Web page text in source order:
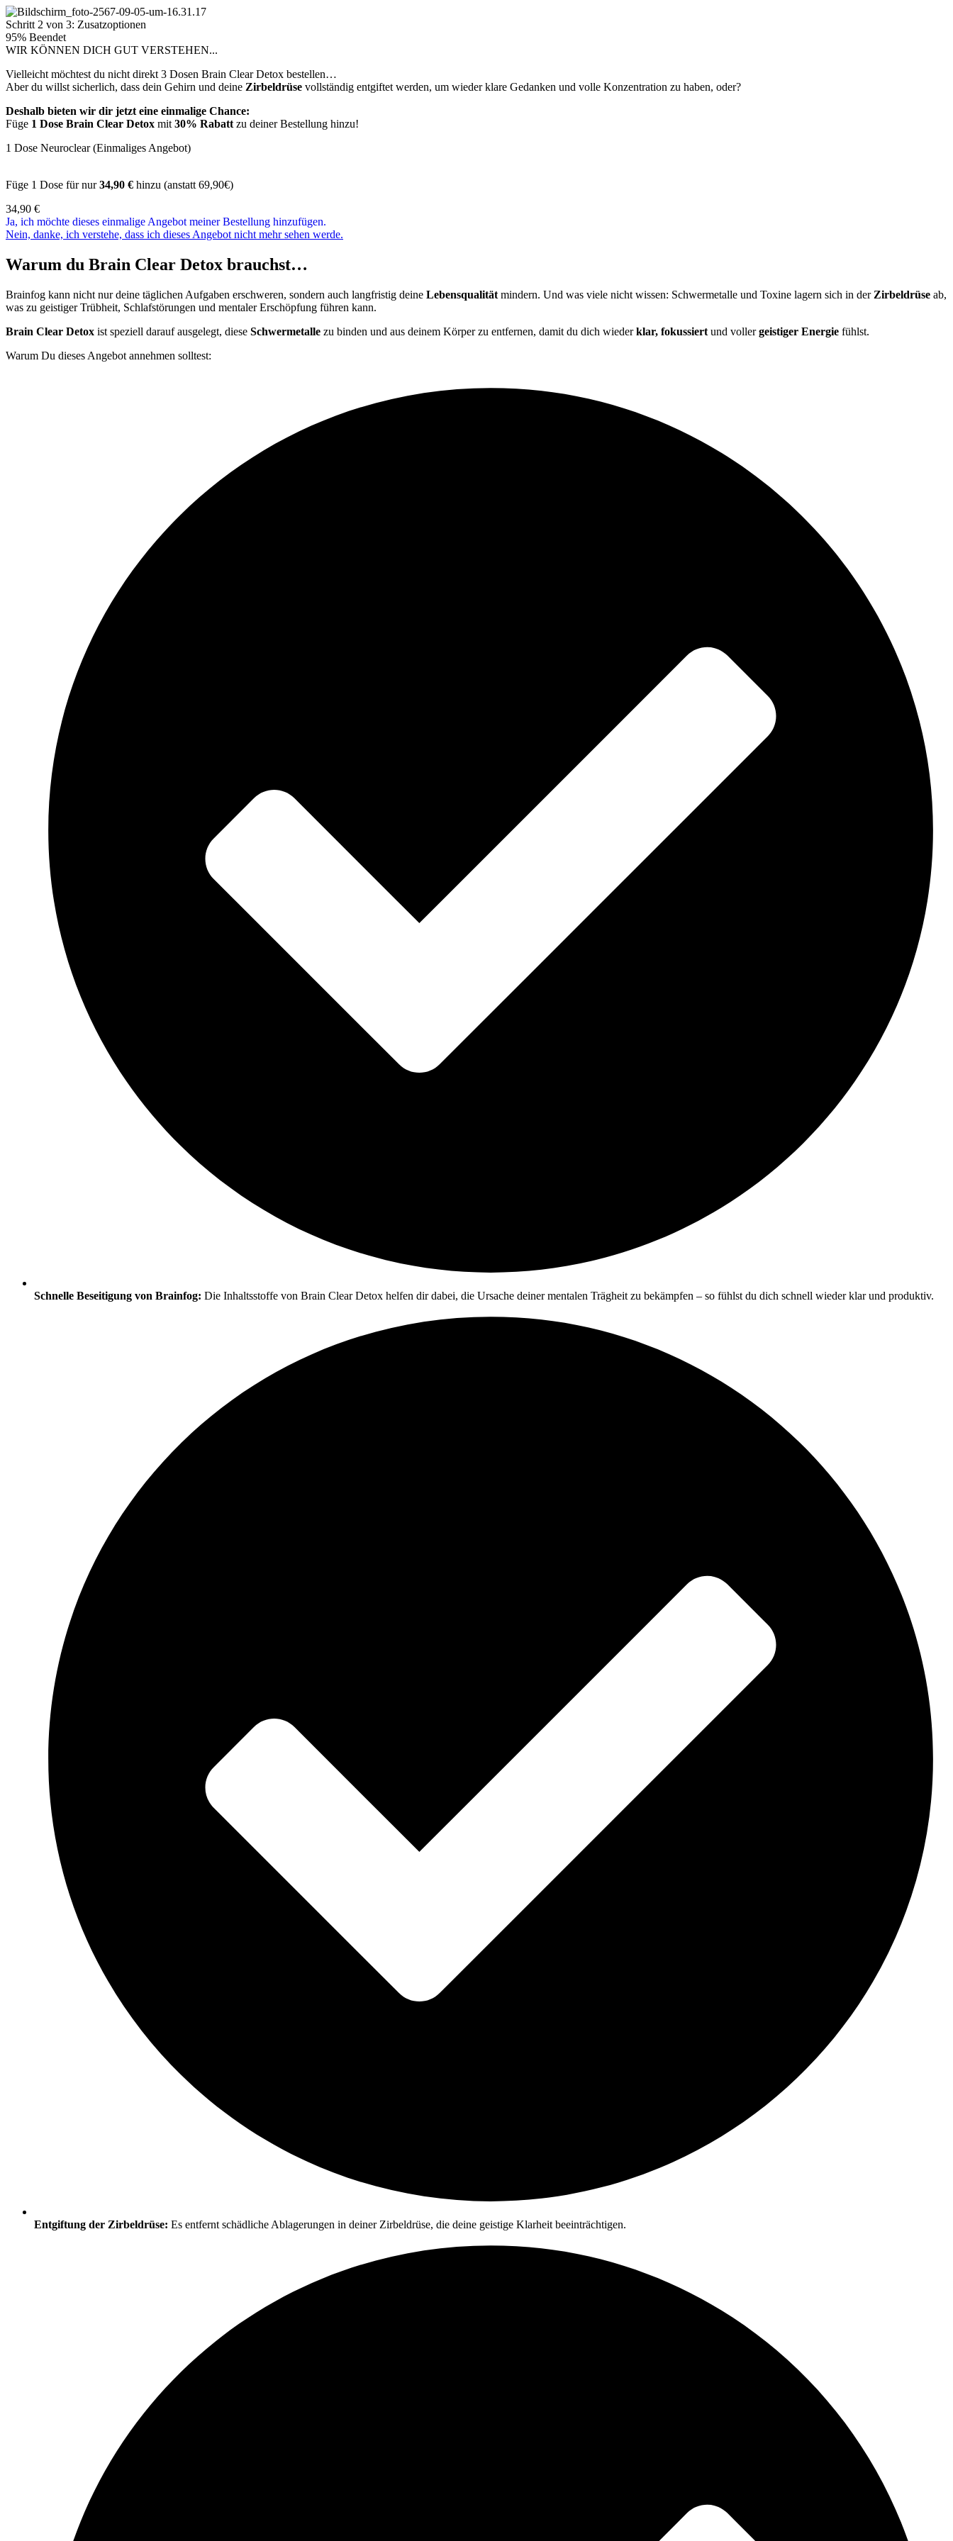
Schritt 2 von 3: Zusatzoptionen
95% Beendet
WIR KÖNNEN DICH GUT VERSTEHEN...
Vielleicht möchtest du nicht direkt 3 Dosen Brain Clear Detox bestellen…
Aber du willst sicherlich, dass dein Gehirn und deine Zirbeldrüse vollständig entgiftet werden, um wieder klare Gedanken und volle Konzentration zu haben, oder?
Deshalb bieten wir dir jetzt eine einmalige Chance:
Füge 1 Dose Brain Clear Detox mit 30% Rabatt zu deiner Bestellung hinzu!
1 Dose Neuroclear (Einmaliges Angebot)
Füge 1 Dose für nur34,90 € hinzu (anstatt 69,90€)
34,90 €
Ja, ich möchte dieses einmalige Angebot meiner Bestellung hinzufügen.
Nein, danke, ich verstehe, dass ich dieses Angebot nicht mehr sehen werde.
Warum du Brain Clear Detox brauchst…
Brainfog kann nicht nur deine täglichen Aufgaben erschweren, sondern auch langfristig deine Lebensqualität mindern. Und was viele nicht wissen: Schwermetalle und Toxine lagern sich in der Zirbeldrüse ab,
was zu geistiger Trübheit, Schlafstörungen und mentaler Erschöpfung führen kann.
Brain Clear Detox ist speziell darauf ausgelegt, diese Schwermetalle zu binden und aus deinem Körper zu entfernen, damit du dich wiederklar, fokussiert und vollergeistiger Energie fühlst.
Warum Du dieses Angebot annehmen solltest:
Schnelle Beseitigung von Brainfog: Die Inhaltsstoffe von Brain Clear Detox helfen dir dabei, die Ursache deiner mentalen Trägheit zu bekämpfen – so fühlst du dich schnell wieder klar und produktiv.
Entgiftung der Zirbeldrüse: Es entfernt schädliche Ablagerungen in deiner Zirbeldrüse, die deine geistige Klarheit beeinträchtigen.